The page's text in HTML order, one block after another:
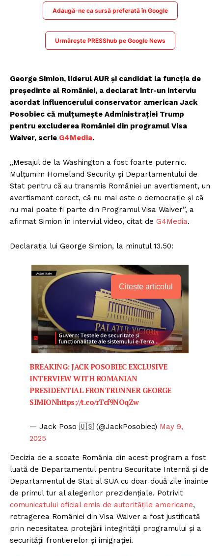
Adaugă-ne ca sursă preferată în Google
Urmărește PRESShub pe Google News
George Simion, liderul AUR și candidat la funcția de
președinte al României, a declarat într-un interviu
acordat influencerului conservator american Jack
Posobiec că mulțumește Administrației Trump
pentru excluderea României din programul Visa
Waiver, scrie G4Media.
„Mesajul de la Washington a fost foarte puternic.
Mulțumim Homeland Security și Departamentului de
Stat pentru că au transmis României un avertisment, un
avertisment corect, că nu mai este o democrație și că
nu mai poate fi parte din Programul Visa Waiver”, a
afirmat Simion în interviul video, citat de G4Media.
Declarația lui George Simion, la minutul 13.50:
Citește articolul
BREAKING: JACK POSOBIEC EXCLUSIVE
INTERVIEW WITH ROMANIAN
PRESIDENTIAL FRONTRUNNER GEORGE
SIMIONhttps://t.co/rTcf9NOqZw
— Jack Poso 🇺🇸 (@JackPosobiec) May 9,
2025
Decizia de a scoate România din acest program a fost
luată de Departamentul pentru Securitate Internă și de
Departamentul de Stat al SUA cu doar două zile înainte
de primul tur al alegerilor prezidențiale. Potrivit
comunicatului oficial emis de autoritățile americane,
retragerea României din Visa Waiver a fost justificată
prin necesitatea protejării integrității programului și a
securității frontierelor și imigrației.